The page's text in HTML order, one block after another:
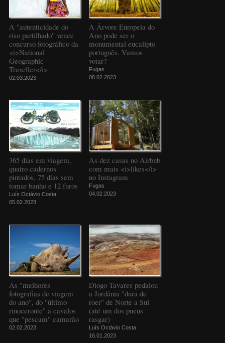
A "autenticidade do
riso partilhado" vence
concurso fotográfico da
<i>National
Geographic
Traveller</i>
02.03.2023
A Árvore Europeia do
Ano pode ser o
monumental eucalipto
português. Vamos
votar?
Fugas
08.02.2023
365 dias em viagem,
quatro cadernos
pintados, 75 dias sem
tomar banho e 12 furos
Luís Octávio Costa
05.02.2023
As dez casas no Airbnb
com mais <i>likes</i>
no Instagram
Fugas
04.02.2023
As "melhores
fotografias de viagem
do ano", do "último
rinoceronte" a cavalos
que "pescam" camarão
02.02.2023
Diogo Tavares pedalou
a Jordânia "dura de
roer" de Norte a Sul
(até um dos pneus
rasgar)
Luís Octávio Costa
16.01.2023